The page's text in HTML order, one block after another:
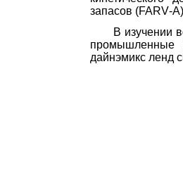
запасов (FARV-A
В изучении
пpoмышлeнныe
дайнэмикс ленд